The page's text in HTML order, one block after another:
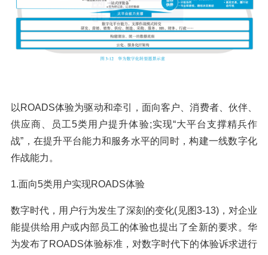
以ROADS体验为驱动和牵引，面向客户、消费者、伙伴、
供应商、员工5类用户提升体验;实现“大平台支撑精兵作
战”，在提升平台能力和服务水平的同时，构建一线数字化
作战能力。
1.面向5类用户实现ROADS体验
数字时代，用户行为发生了深刻的变化(见图3-13)，对企业
能提供给用户或内部员工的体验也提出了全新的要求。华
为发布了ROADS体验标准，对数字时代下的体验诉求进行